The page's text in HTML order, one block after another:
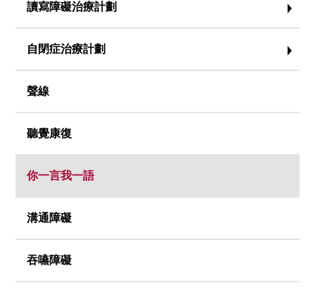
讀寫障礙治療計劃
自閉症治療計劃
聲線
聽覺康復
你一言我一語
溝通障礙
吞嚥障礙